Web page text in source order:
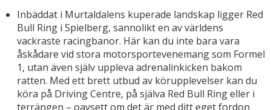
Inbäddat i Murtaldalens kuperade landskap ligger Red
Bull Ring i Spielberg, sannolikt en av världens
vackraste racingbanor. Här kan du inte bara vara
åskådare vid stora motorsportevenemang som Formel
1, utan även själv uppleva adrenalinkicken bakom
ratten. Med ett brett utbud av körupplevelser kan du
köra på Driving Centre, på själva Red Bull Ring eller i
terrängen – oavsett om det är med ditt eget fordon